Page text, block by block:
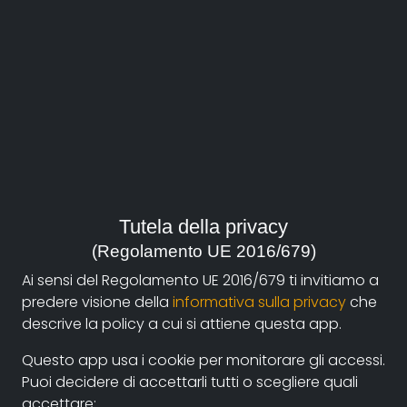
Film su documentando
Rosignano Solvay - The Factory that became a
Garden
Bio
interni.
Tutela della privacy
(Regolamento UE 2016/679)
Ai sensi del Regolamento UE 2016/679 ti invitiamo a
predere visione della informativa sulla privacyche
descrive la policy a cui si attiene questa app.
Questo app usa i cookie per monitorare gli accessi.
Puoi decidere di accettarli tutti o scegliere quali